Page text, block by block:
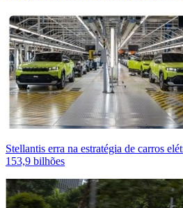
Stellantis erra na estratégia de carros
153,9 bilhões